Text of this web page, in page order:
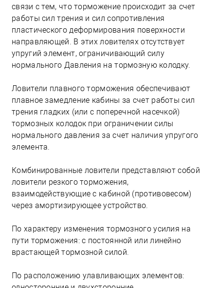
связи с тем, что торможение происходит за счет
работы сил трения и сил сопротивления
пластического деформирования поверхности
направляющей. В этих ловителях отсутствует
упругий элемент, ограничивающий силу
нормального Давления на тормозную колодку.
Ловители плавного торможения обеспечивают
плавное замедление кабины за счет работы сил
трения гладких (или с поперечной насечкой)
тормозных колодок при ограничении силы
нормального давления за счет наличия упругого
элемента.
Комбинированные ловители представляют собой
ловители резкого торможения,
взаимодействующие с кабиной (противовесом)
через амортизирующее устройство.
По характеру изменения тормозного усилия на
пути торможения: с постоянной или линейно
врастающей тормозной силой.
По расположению улавливающих элементов: